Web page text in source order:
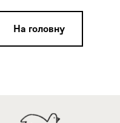
На головну